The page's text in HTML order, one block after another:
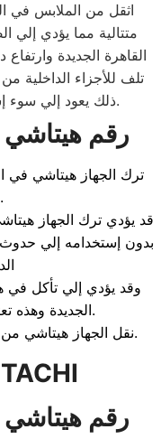
اثقل من الملابس في
متتالية مما يؤدي
القاهرة الجديدة
تلف للأجزاء الداخلية
ذلك يعود إلي سوء إستخدام الجهاز في القاهرة الجديدة.
رقم هيتاشي
ترك الجهاز هيتاشي في
إستخدام.
قد يؤدي ترك الجهاز
بدون إستخدامه إلي
الجديدة وهذه تعتبر من المشاكل الكبيرة.
نقل الجهاز هيتاشي من مكان لأخر في القاهرة الجديدة.
رقم هيتاشي